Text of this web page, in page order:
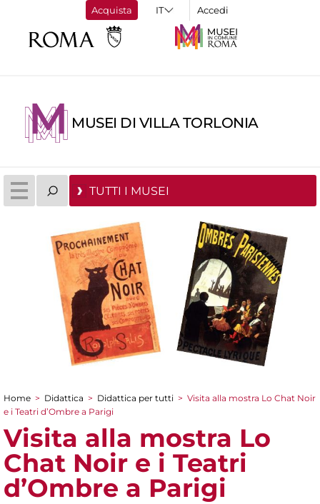
Acquista Accedi
MUSEI DI VILLA TORLONIA
TUTTI I MUSEI
Tu sei qui
Home > Didattica > Didattica per tutti > Visita alla mostra Lo Chat Noir
e i Teatri d’Ombre a Parigi
Visita alla mostra Lo
Chat Noir e i Teatri
d’Ombre a Parigi